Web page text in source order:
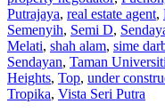
Putrajaya, real estate agent,
Semenyih, Semi D,
Melati, shah alam, sime
Sendayan, Taman Universiti
Heights, Top, under
Tropika, Vista Seri Putra